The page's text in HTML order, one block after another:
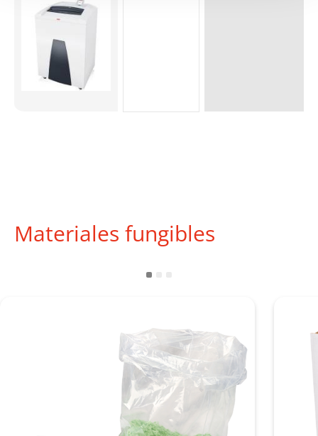
Materiales fungibles